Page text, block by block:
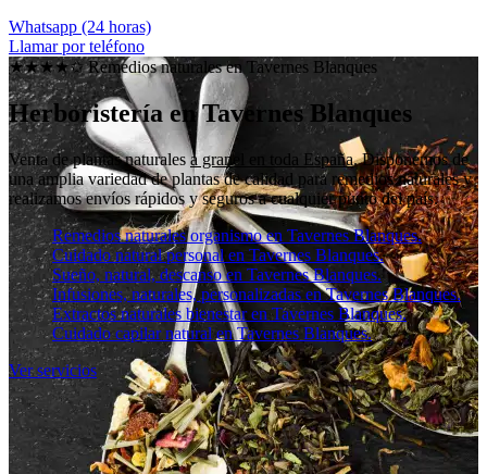
Whatsapp (24 horas)
Llamar por teléfono
★★★★✩ Remedios naturales en Tavernes Blanques
Herboristería en Tavernes Blanques
Venta de plantas naturalesa granel en toda España. Disponemos de
una amplia variedad de plantas de calidad para remedios naturales y
realizamos envíos rápidos y seguros a cualquier punto del país.
Remedios naturales organismo en Tavernes Blanques.
Cuidado natural personal en Tavernes Blanques.
Sueño, natural, descanso en Tavernes Blanques.
Infusiones, naturales, personalizadas en Tavernes Blanques.
Extractos naturales bienestar en Tavernes Blanques.
Cuidado capilar natural en Tavernes Blanques.
Ver servicios